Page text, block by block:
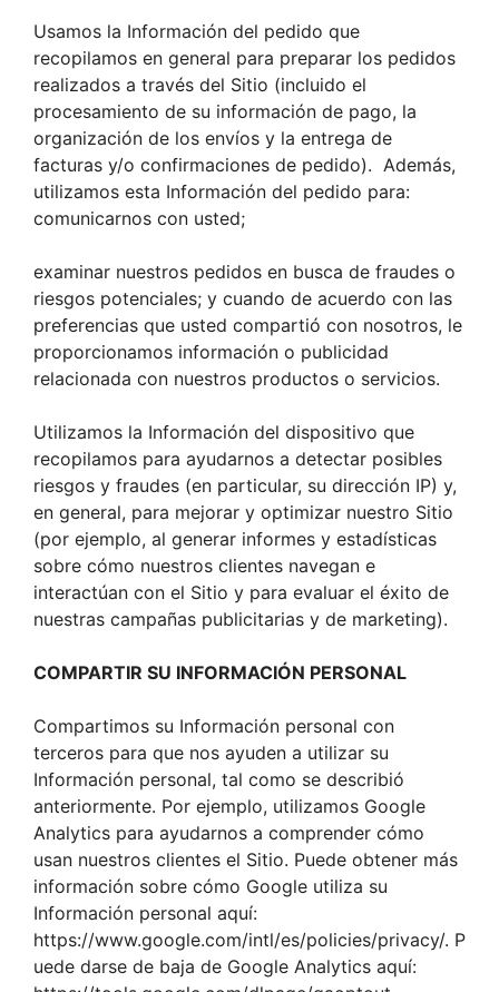
Usamos la Información del pedido que
recopilamos en general para preparar los pedidos
realizados a través del Sitio (incluido el
procesamiento de su información de pago, la
organización de los envíos y la entrega de
facturas y/o confirmaciones de pedido). Además,
utilizamos esta Información del pedido para:
comunicarnos con usted;
examinar nuestros pedidos en busca de fraudes o
riesgos potenciales; y cuando de acuerdo con las
preferencias que usted compartió con nosotros, le
proporcionamos información o publicidad
relacionada con nuestros productos o servicios.
Utilizamos la Información del dispositivo que
recopilamos para ayudarnos a detectar posibles
riesgos y fraudes (en particular, su dirección IP) y,
en general, para mejorar y optimizar nuestro Sitio
(por ejemplo, al generar informes y estadísticas
sobre cómo nuestros clientes navegan e
interactúan con el Sitio y para evaluar el éxito de
nuestras campañas publicitarias y de marketing).
COMPARTIR SU INFORMACIÓN PERSONAL
Compartimos su Información personal con
terceros para que nos ayuden a utilizar su
Información personal, tal como se describió
anteriormente. Por ejemplo, utilizamos Google
Analytics para ayudarnos a comprender cómo
usan nuestros clientes el Sitio. Puede obtener más
información sobre cómo Google utiliza su
Información personal aquí:
https://www.google.com/intl/es/policies/privacy/. P
uede darse de baja de Google Analytics aquí: